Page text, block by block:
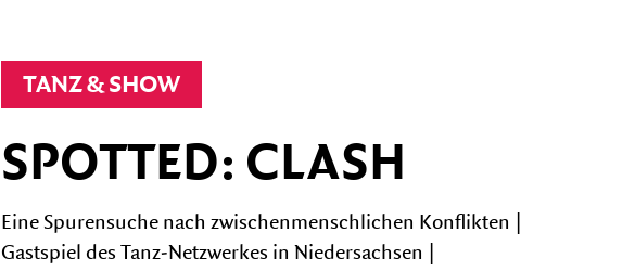
TANZ & SHOW
SPOTTED: CLASH
Eine Spurensuche nach zwischenmenschlichen Konflikten |
Gastspiel des Tanz-Netzwerkes in Niedersachsen |